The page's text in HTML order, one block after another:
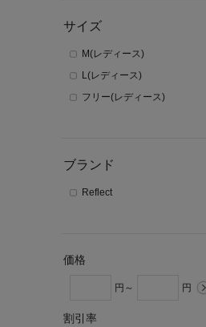
サイズ
M(レディース)
L(レディース)
フリー(レディース)
ブランド
Reflect
価格
円～ 円
割引率